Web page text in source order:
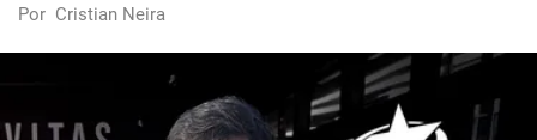
Por Cristian Neira